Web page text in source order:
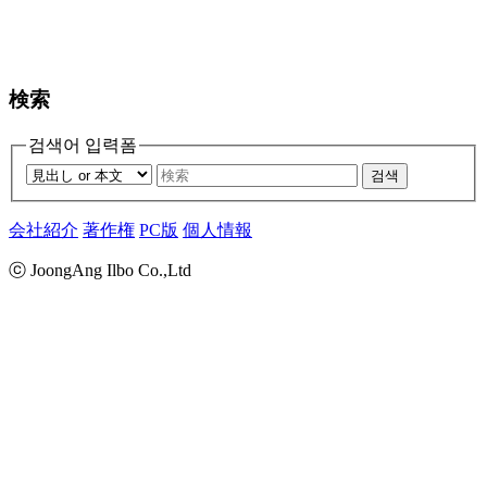
検索
검색어 입력폼
검색
会社紹介 著作権 PC版 個人情報
ⓒ JoongAng Ilbo Co.,Ltd